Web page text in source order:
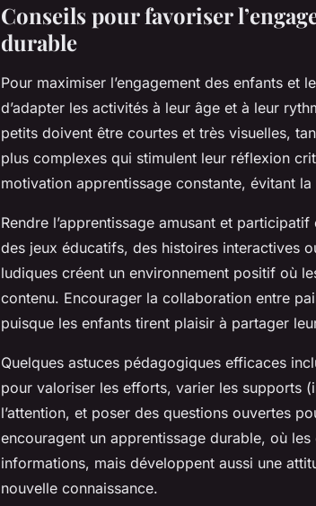
Conseils pour favoriser
durable
Pour maximiser l’engagement des enfants et
d’adapter les activités à leur âge et à leur
petits doivent être courtes et très visuelles,
plus complexes qui stimulent leur réflexion
motivation apprentissage constante, évitant la
Rendre l’apprentissage amusant et
des jeux éducatifs, des histoires interactives
ludiques créent un environnement positif où
contenu. Encourager la collaboration entre
puisque les enfants tirent plaisir à partager
Quelques astuces pédagogiques efficaces
pour valoriser les efforts, varier les supports
l’attention, et poser des questions ouvertes
encouragent un apprentissage durable, où
informations, mais développent aussi une
nouvelle connaissance.